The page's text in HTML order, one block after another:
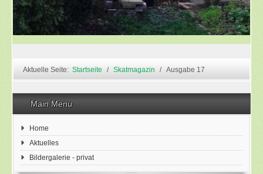
Aktuelle Seite: Startseite Skatmagazin Ausgabe 17
Main Menu
Home
Aktuelles
Bildergalerie - privat